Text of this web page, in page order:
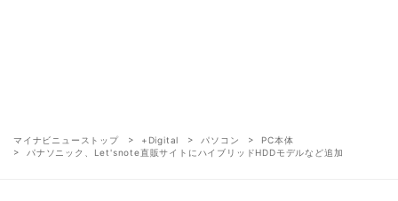
マイナビニューストップ +Digital パソコン
PC本体
パナソニック、Let'snote直販サイトにハイブリッドHDDモデルなど追加